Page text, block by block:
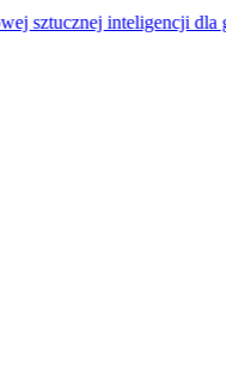
inteligencji dla globalnej